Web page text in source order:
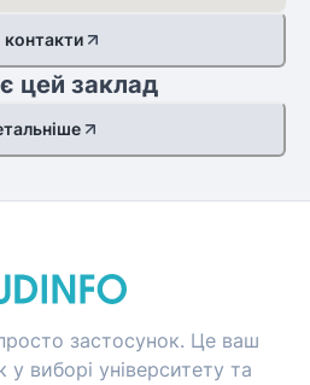
контакти
цей заклад
застосунок. Це ваш
у виборі університету та